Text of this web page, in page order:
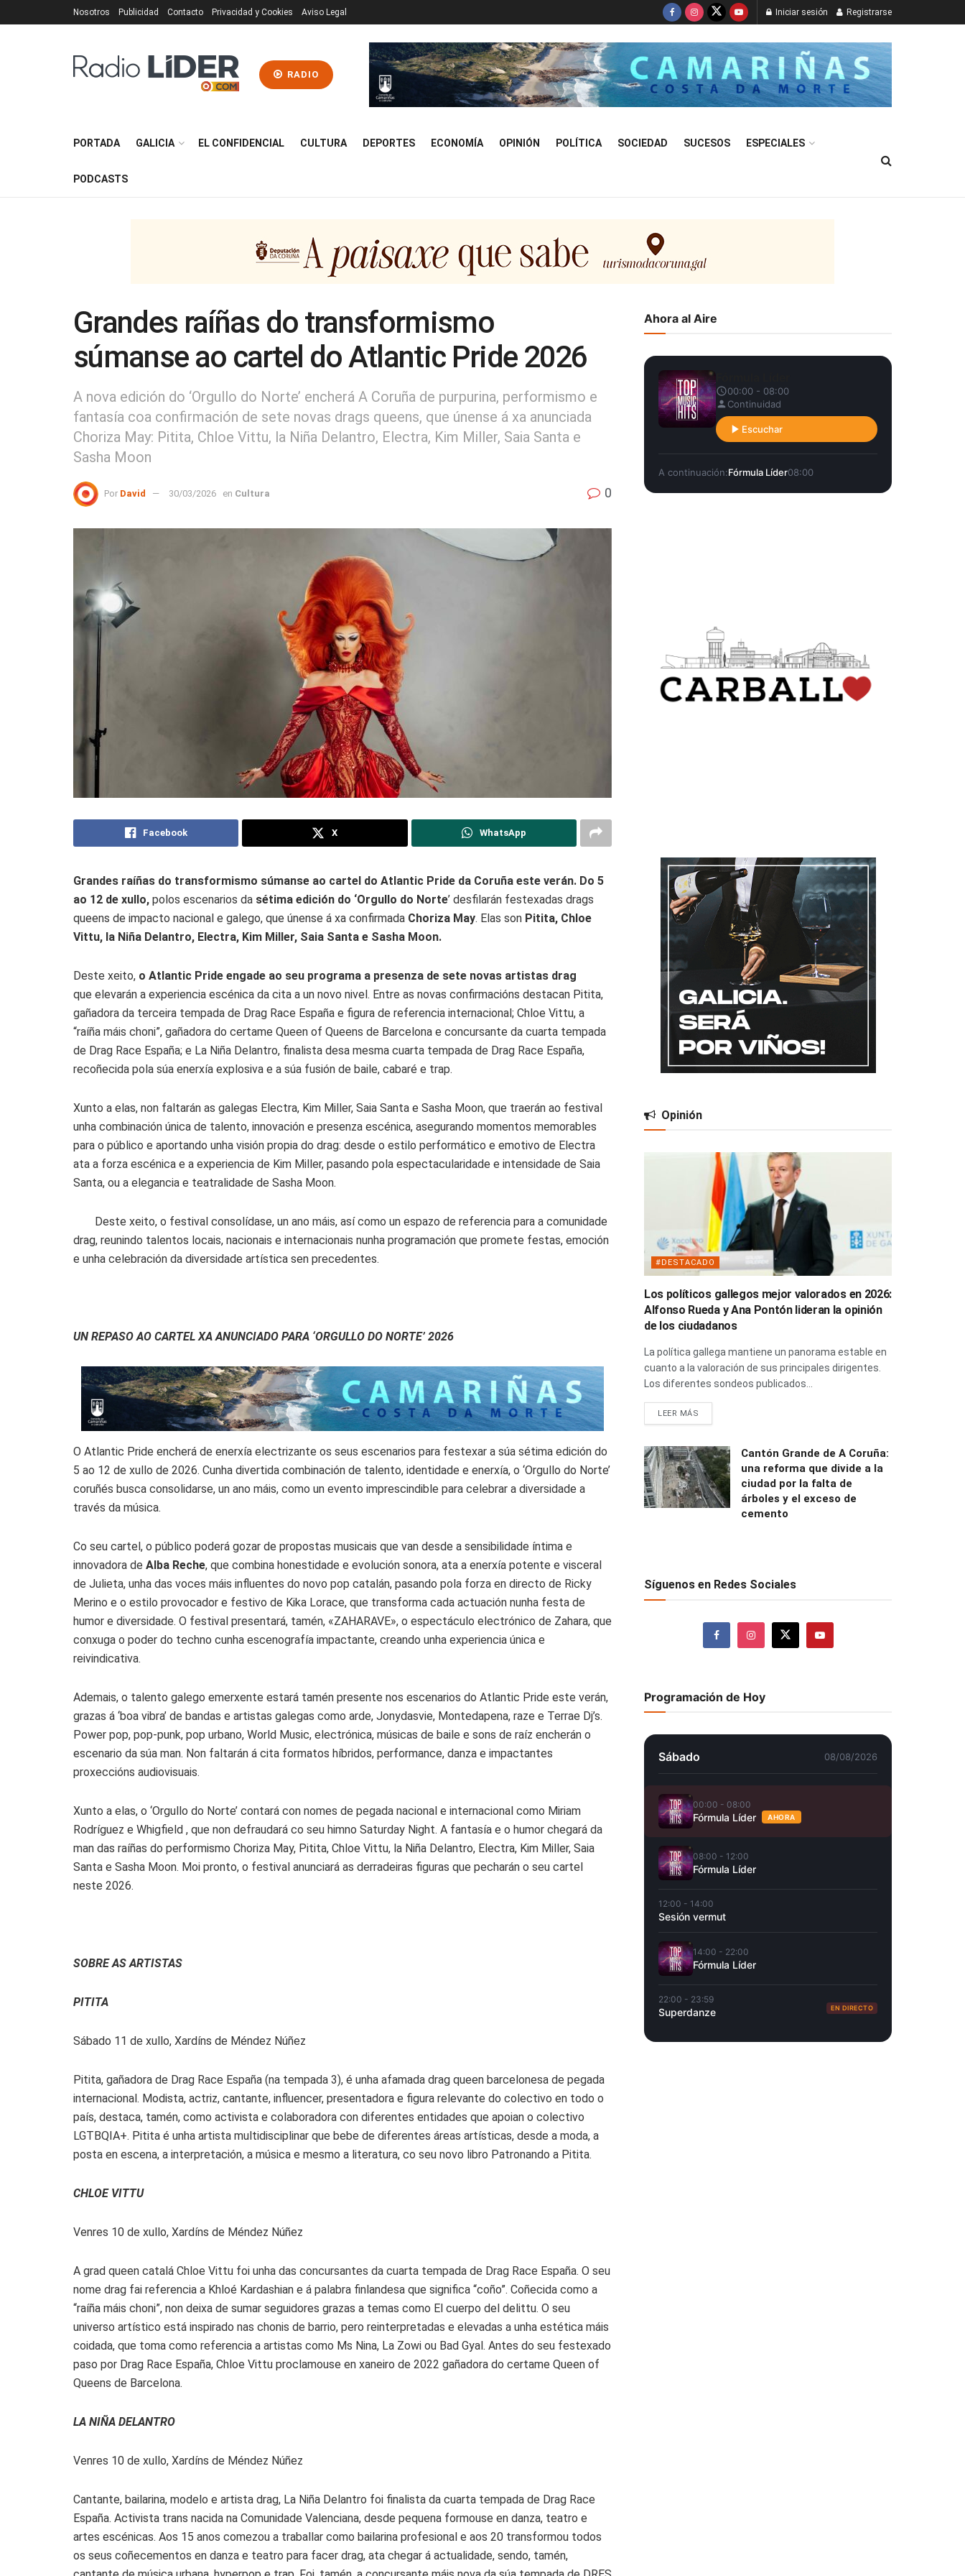
Nosotros Publicidad Contacto Privacidad y Cookies Aviso Legal Iniciar sesión Registrarse
RADIO
PORTADA GALICIA EL CONFIDENCIAL CULTURA DEPORTES ECONOMÍA OPINIÓN POLÍTICA SOCIEDAD SUCESOS ESPECIALES
PODCASTS
Grandes raíñas do transformismo
súmanse ao cartel do Atlantic Pride 2026
A nova edición do ‘Orgullo do Norte’ encherá A Coruña de purpurina, performismo e
fantasía coa confirmación de sete novas drags queens, que únense á xa anunciada
Choriza May: Pitita, Chloe Vittu, la Niña Delantro, Electra, Kim Miller, Saia Santa e
Sasha Moon
Por David 30/03/2026 en Cultura 0
Facebook X WhatsApp
Grandes raíñas do transformismo súmanse ao cartel do Atlantic Pride da Coruña este verán. Do 5
ao 12 de xullo, polos escenarios da sétima edición do ‘Orgullo do Norte’ desfilarán festexadas drags
queens de impacto nacional e galego, que únense á xa confirmada Choriza May. Elas son Pitita, Chloe
Vittu, la Niña Delantro, Electra, Kim Miller, Saia Santa e Sasha Moon.
Deste xeito, o Atlantic Pride engade ao seu programa a presenza de sete novas artistas drag
que elevarán a experiencia escénica da cita a un novo nivel. Entre as novas confirmacións destacan Pitita,
gañadora da terceira tempada de Drag Race España e figura de referencia internacional; Chloe Vittu, a
“raíña máis choni”, gañadora do certame Queen of Queens de Barcelona e concursante da cuarta tempada
de Drag Race España; e La Niña Delantro, finalista desa mesma cuarta tempada de Drag Race España,
recoñecida pola súa enerxía explosiva e a súa fusión de baile, cabaré e trap.
Xunto a elas, non faltarán as galegas Electra, Kim Miller, Saia Santa e Sasha Moon, que traerán ao festival
unha combinación única de talento, innovación e presenza escénica, asegurando momentos memorables
para o público e aportando unha visión propia do drag: desde o estilo performático e emotivo de Electra
ata a forza escénica e a experiencia de Kim Miller, pasando pola espectacularidade e intensidade de Saia
Santa, ou a elegancia e teatralidade de Sasha Moon.
Deste xeito, o festival consolídase, un ano máis, así como un espazo de referencia para a comunidade
drag, reunindo talentos locais, nacionais e internacionais nunha programación que promete festas, emoción
e unha celebración da diversidade artística sen precedentes.
UN REPASO AO CARTEL XA ANUNCIADO PARA ‘ORGULLO DO NORTE’ 2026
O Atlantic Pride encherá de enerxía electrizante os seus escenarios para festexar a súa sétima edición do
5 ao 12 de xullo de 2026. Cunha divertida combinación de talento, identidade e enerxía, o ‘Orgullo do Norte’
coruñés busca consolidarse, un ano máis, como un evento imprescindible para celebrar a diversidade a
través da música.
Co seu cartel, o público poderá gozar de propostas musicais que van desde a sensibilidade íntima e
innovadora de Alba Reche, que combina honestidade e evolución sonora, ata a enerxía potente e visceral
de Julieta, unha das voces máis influentes do novo pop catalán, pasando pola forza en directo de Ricky
Merino e o estilo provocador e festivo de Kika Lorace, que transforma cada actuación nunha festa de
humor e diversidade. O festival presentará, tamén, «ZAHARAVE», o espectáculo electrónico de Zahara, que
conxuga o poder do techno cunha escenografía impactante, creando unha experiencia única e
reivindicativa.
Ademais, o talento galego emerxente estará tamén presente nos escenarios do Atlantic Pride este verán,
grazas á ‘boa vibra’ de bandas e artistas galegas como arde, Jonydasvie, Montedapena, raze e Terrae Dj’s.
Power pop, pop-punk, pop urbano, World Music, electrónica, músicas de baile e sons de raíz encherán o
escenario da súa man. Non faltarán á cita formatos híbridos, performance, danza e impactantes
proxeccións audiovisuais.
Xunto a elas, o ‘Orgullo do Norte’ contará con nomes de pegada nacional e internacional como Miriam
Rodríguez e Whigfield , que non defraudará co seu himno Saturday Night. A fantasía e o humor chegará da
man das raíñas do performismo Choriza May, Pitita, Chloe Vittu, la Niña Delantro, Electra, Kim Miller, Saia
Santa e Sasha Moon. Moi pronto, o festival anunciará as derradeiras figuras que pecharán o seu cartel
neste 2026.
SOBRE AS ARTISTAS
PITITA
Sábado 11 de xullo, Xardíns de Méndez Núñez
Pitita, gañadora de Drag Race España (na tempada 3), é unha afamada drag queen barcelonesa de pegada
internacional. Modista, actriz, cantante, influencer, presentadora e figura relevante do colectivo en todo o
país, destaca, tamén, como activista e colaboradora con diferentes entidades que apoian o colectivo
LGTBQIA+. Pitita é unha artista multidisciplinar que bebe de diferentes áreas artísticas, desde a moda, a
posta en escena, a interpretación, a música e mesmo a literatura, co seu novo libro Patronando a Pitita.
CHLOE VITTU
Venres 10 de xullo, Xardíns de Méndez Núñez
A grad queen catalá Chloe Vittu foi unha das concursantes da cuarta tempada de Drag Race España. O seu
nome drag fai referencia a Khloé Kardashian e á palabra finlandesa que significa “coño”. Coñecida como a
“raíña máis choni”, non deixa de sumar seguidores grazas a temas como El cuerpo del delittu. O seu
universo artístico está inspirado nas chonis de barrio, pero reinterpretadas e elevadas a unha estética máis
coidada, que toma como referencia a artistas como Ms Nina, La Zowi ou Bad Gyal. Antes do seu festexado
paso por Drag Race España, Chloe Vittu proclamouse en xaneiro de 2022 gañadora do certame Queen of
Queens de Barcelona.
LA NIÑA DELANTRO
Venres 10 de xullo, Xardíns de Méndez Núñez
Cantante, bailarina, modelo e artista drag, La Niña Delantro foi finalista da cuarta tempada de Drag Race
España. Activista trans nacida na Comunidade Valenciana, desde pequena formouse en danza, teatro e
artes escénicas. Aos 15 anos comezou a traballar como bailarina profesional e aos 20 transformou todos
os seus coñecementos en danza e teatro para facer drag, ata chegar á actualidade, sendo, tamén,
Ahora al Aire
00:00 - 08:00
Continuidad
Escuchar
A continuación:Fórmula Líder08:00
Opinión
#DESTACADO
Los políticos gallegos mejor valorados en 2026:
Alfonso Rueda y Ana Pontón lideran la opinión
de los ciudadanos
La política gallega mantiene un panorama estable en
cuanto a la valoración de sus principales dirigentes.
Los diferentes sondeos publicados...
LEER MÁS
Cantón Grande de A Coruña:
una reforma que divide a la
ciudad por la falta de
árboles y el exceso de
cemento
Síguenos en Redes Sociales
Programación de Hoy
Sábado 08/08/2026
00:00 - 08:00
Fórmula Líder AHORA
08:00 - 12:00
Fórmula Líder
12:00 - 14:00
Sesión vermut
14:00 - 22:00
Fórmula Líder
22:00 - 23:59
Superdanze EN DIRECTO